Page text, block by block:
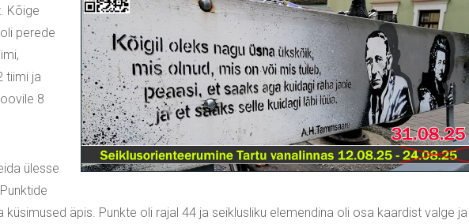
Kõige
perede
tiimi ja
8
ülesse
küsimused äpis. Punkte oli rajal 44 ja seiklusliku elemendina oli osa kaardist valge ja